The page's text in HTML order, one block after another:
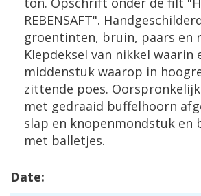
REBENSAFT".
groentinten, bruin, paars en
Klepdeksel van nikkel waarin
middenstuk waarop in
zittende poes. Oorspronkelijk
met gedraaid buffelhoorn
slap en knopenmondstuk en
met balletjes.
Date: